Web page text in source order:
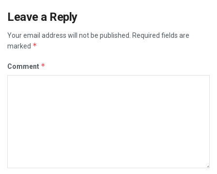
Leave a Reply
Your email address will not be published. Required fields are
marked *
Comment *